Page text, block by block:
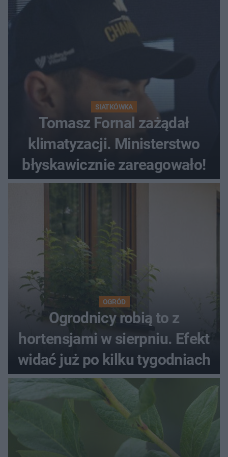
SIATKÓWKA
Tomasz Fornal zażądał
klimatyzacji. Ministerstwo
błyskawicznie zareagowało!
OGRÓD
Ogrodnicy robią to z
hortensjami w sierpniu. Efekt
widać już po kilku tygodniach